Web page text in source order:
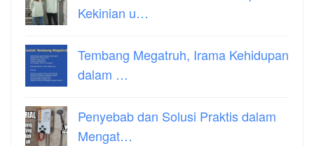
Kekinian u…
Tembang Megatruh, Irama Kehidupan
dalam …
Penyebab dan Solusi Praktis dalam
Mengat…